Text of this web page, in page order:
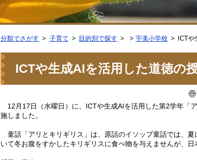
分類でさがす 子育て 目的別で探す > 宇美小学校 ICT
ICTや生成AIを活用した道徳の
12月17日（水曜日）に、ICTや生成AIを活用した第2学年「
施しました。
童話「アリとキリギリス」は、原話のイソップ童話では、
いて冬お腹をすかしたキリギリスに食べ物を与えませんが、